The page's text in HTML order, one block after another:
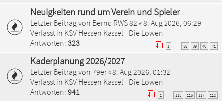
Neuigkeiten rund um Verein und Spieler
Letzter Beitrag von Bernd RWS 82 «8. Aug 2026, 06:29
Verfasst in KSV Hessen Kassel - Die Löwen
Antworten: 323 1 38 39 40 41
Kaderplanung 2026/2027
Letzter Beitrag von 79er«8. Aug 2026, 01:32
Verfasst in KSV Hessen Kassel - Die Löwen
Antworten: 941 1 115 116 117 118